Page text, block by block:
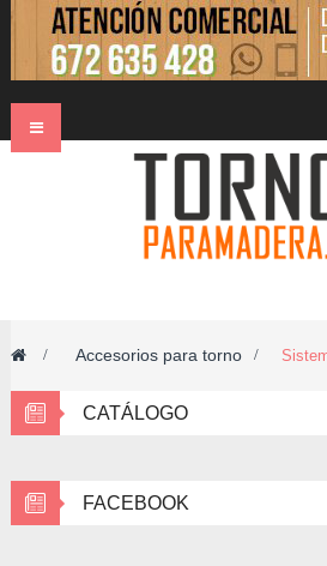
Navegación
> Accesorios para torno >
CATÁLOGO
FACEBOOK